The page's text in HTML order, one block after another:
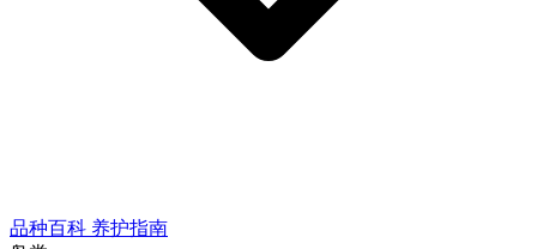
品种百科 养护指南